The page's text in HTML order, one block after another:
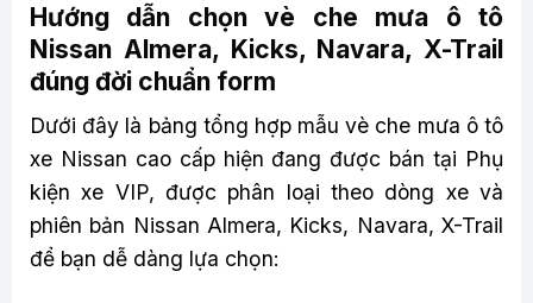
Hướng dẫn chọn vè che mưa ô tô
Nissan Almera, Kicks, Navara, X-Trail
đúng đời chuẩn form
Dưới đây là bảng tổng hợp mẫu vè che mưa ô tô
xe Nissan cao cấp hiện đang được bán tại Phụ
kiện xe VIP, được phân loại theo dòng xe và
phiên bản Nissan Almera, Kicks, Navara, X-Trail
để bạn dễ dàng lựa chọn: